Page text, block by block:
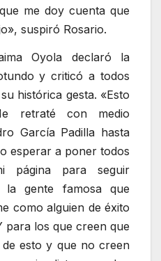
me doy cuenta que
suspiró Rosario.
Oyola declaró la
y criticó a todos
histórica gesta. «Esto
retraté con medio
García Padilla hasta
esperar a poner todos
página para seguir
la gente famosa que
como alguien de éxito
para los que creen que
esto y que no creen